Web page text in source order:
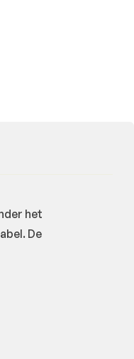
het
De